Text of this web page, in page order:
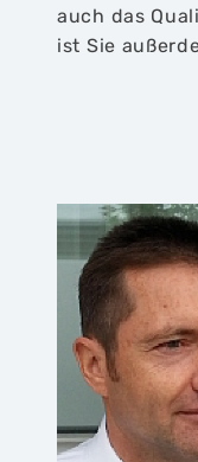
auch das
ist Sie